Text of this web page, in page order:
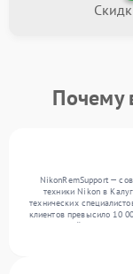
Почему
NikonRemSupport —
техники Nikon в
технических
клиентов превысило 10
в сервисный центр
спектром